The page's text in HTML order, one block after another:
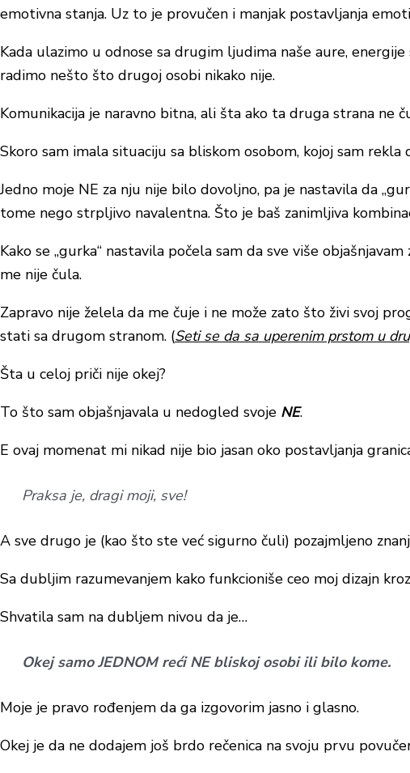
emotivna stanja. Uz to je provučen i manjak postavljanja
Kada ulazimo u odnose sa drugim ljudima naše aure,
radimo nešto što drugoj osobi nikako nije.
Komunikacija je naravno bitna, ali šta ako ta druga strana
Skoro sam imala situaciju sa bliskom osobom, kojoj sam
Jedno moje NE za nju nije bilo dovoljno, pa je nastavila da
tome nego strpljivo navalentna. Što je baš zanimljiva
Kako se „gurka“ nastavila počela sam da sve više
me nije čula.
Zapravo nije želela da me čuje i ne može zato što živi svoj
stati sa drugom stranom. (Seti se da sa uperenim prstom u
Šta u celoj priči nije okej?
To što sam objašnjavala u nedogled svoje NE.
E ovaj momenat mi nikad nije bio jasan oko postavljanja
Praksa je, dragi moji, sve!
A sve drugo je (kao što ste već sigurno čuli) pozajmljeno
Sa dubljim razumevanjem kako funkcioniše ceo moj dizajn
Shvatila sam na dubljem nivou da je…
Okej samo JEDNOM reći NE bliskoj osobi ili bilo kome.
Moje je pravo rođenjem da ga izgovorim jasno i glasno.
Okej je da ne dodajem još brdo rečenica na svoju prvu